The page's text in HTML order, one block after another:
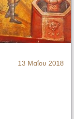
13 Μαΐου 2018